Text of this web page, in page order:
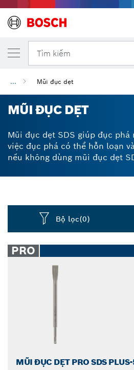
Tìm kiếm
... Mũi đục dẹt
MŨI ĐỤC DẸT
Mũi đục dẹt SDS giúp đục phá
việc đục phá có thể hỗn loạn
nếu không dùng mũi đục dẹt
và mục đích, bao gồm cả việc
dàng tìm thấy mũi khoan lý
nhanh để giúp việc trùng tu trở
chọn quy cách và kích cỡ,
dẹt phù hợp với mọi mục đích.
Bộ lọc(0)
PRO
MŨI ĐỤC DẸT PRO SDS